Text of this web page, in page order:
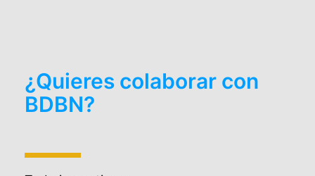
¿Quieres colaborar con
BDBN?